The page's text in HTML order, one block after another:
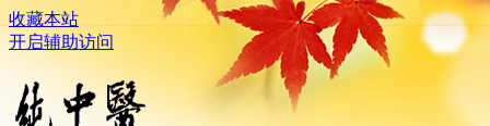
收藏本站
开启辅助访问